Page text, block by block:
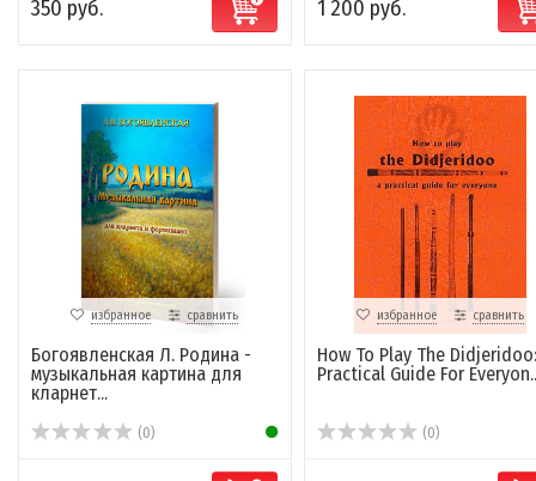
350 руб. 1 200 руб.
избранное сравнить
Богоявленская Л. Родина -
музыкальная картина для
кларнет...
(0)
избранное сравнить
How To Play The
Practical Guide For
(0)